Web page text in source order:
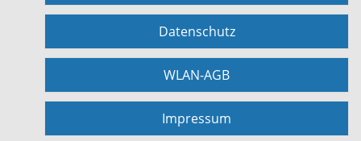
Datenschutz
WLAN-AGB
Impressum